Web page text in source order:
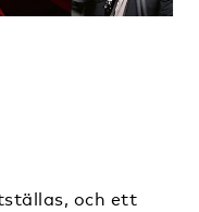
och ett